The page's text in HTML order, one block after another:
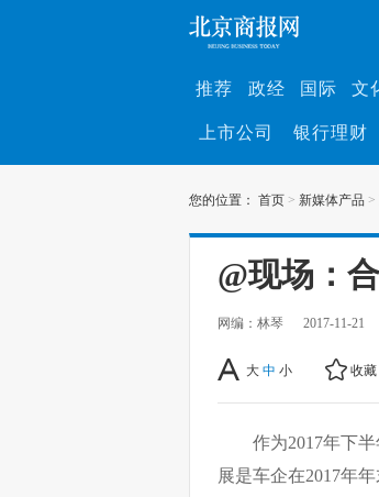
推荐 政经 国际 文
上市公司 银行理财
您的位置： 首页 > 新媒体产品 >
@现场：
网编：林琴 2017-11-21
大 中 小 收藏
作为2017年下
展是车企在2017年